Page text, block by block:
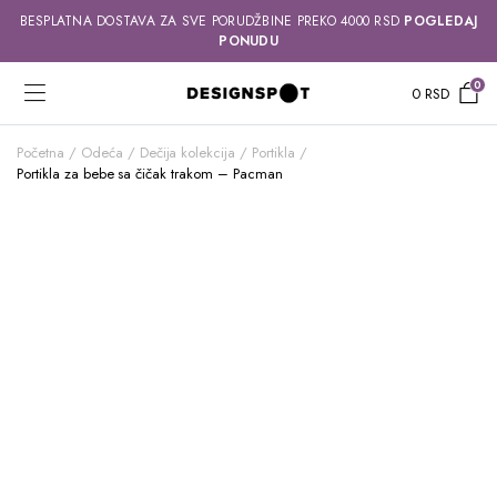
BESPLATNA DOSTAVA ZA SVE PORUDŽBINE PREKO 4000 RSD POGLEDAJ
PONUDU
0RSD 0
Početna Odeća Dečija kolekcija
Portikla
Portikla za bebe sa čičak trakom – Pacman